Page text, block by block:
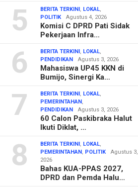
5 BERITA TERKINI , LOKAL,
POLITIK
Agustus 4, 2026
Komisi C DPRD Pati Sidak
Pekerjaan Infra…
6 BERITA TERKINI , LOKAL,
PENDIDIKAN
Agustus 3, 2026
Mahasiswa UP45 KKN di
Bumijo, Sinergi Ka…
7 BERITA TERKINI , LOKAL,
PEMERINTAHAN ,
PENDIDIKAN
Agustus 3, 2026
60 Calon Paskibraka Halut
Ikuti Diklat, …
8 BERITA TERKINI , LOKAL,
PEMERINTAHAN , POLITIK
Agustus 3,
2026
Bahas KUA-PPAS 2027,
DPRD dan Pemda Halu…